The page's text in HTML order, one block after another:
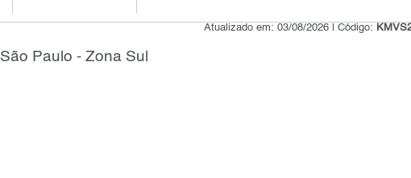
Atualizado em: 03/08/2026 | Código:
São Paulo - Zona Sul